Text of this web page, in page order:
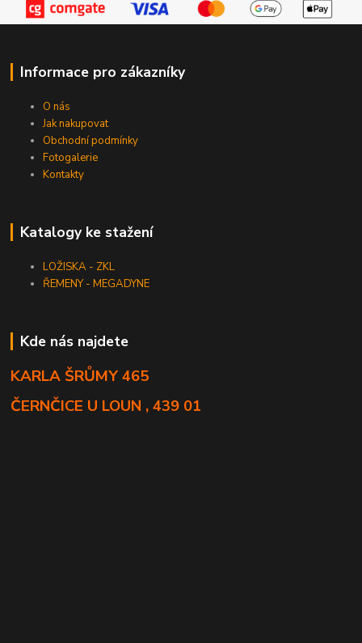
Informace pro zákazníky
O nás
Jak nakupovat
Obchodní podmínky
Fotogalerie
Kontakty
Katalogy ke stažení
LOŽISKA - ZKL
ŘEMENY - MEGADYNE
Kde nás najdete
KARLA ŠRŮMY 465
ČERNČICE U LOUN , 439 01